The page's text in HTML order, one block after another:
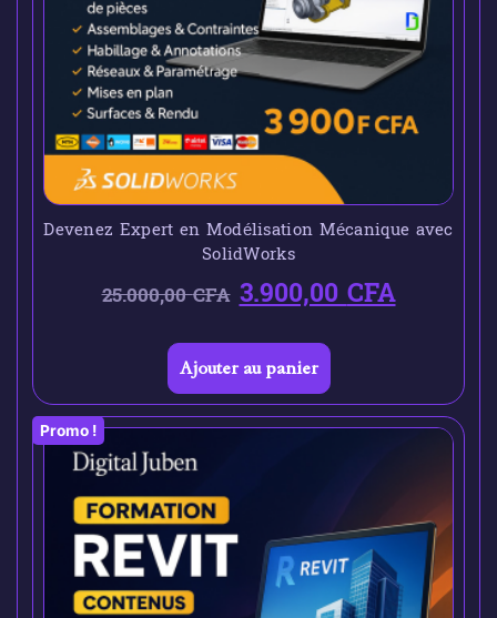
Devenez Expert en Modélisation Mécanique avec
SolidWorks
25.000,00CFA 3.900,00CFA
Ajouter au panier
Promo !